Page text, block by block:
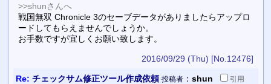
>>shunさんへ
戦国無双 Chronicle 3のセーブデータがありましたらアップロ
ードしてもらえませんでしょうか。
お手数ですが宜しくお願い致します。
2016/09/29 (Thu) [No.12476]
Re: チェックサム修正ツール作成依頼 投稿者： shun
引用